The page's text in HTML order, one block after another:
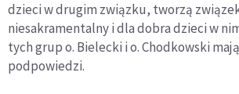
dzieci w drugim związku, tworzą
niesakramentalny i dla dobra dzieci w
tych grup o. Bielecki i o. Chodkowski
podpowiedzi.